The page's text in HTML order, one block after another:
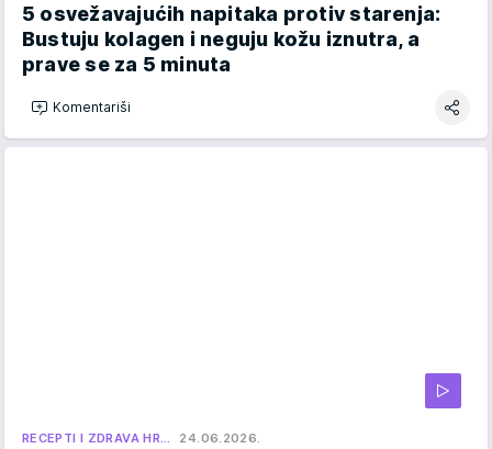
5 osvežavajućih napitaka protiv starenja:
Bustuju kolagen i neguju kožu iznutra, a
prave se za 5 minuta
Komentariši
RECEPTI I ZDRAVA HR… 24.06.2026.